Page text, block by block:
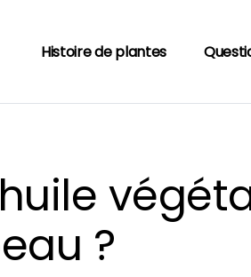
Histoire de plantes
?